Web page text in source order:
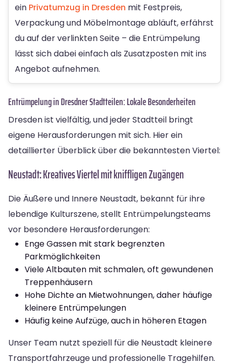
ein Privatumzug in Dresden mit Festpreis,
Verpackung und Möbelmontage abläuft, erfährst
du auf der verlinkten Seite – die Entrümpelung
lässt sich dabei einfach als Zusatzposten mit ins
Angebot aufnehmen.
Entrümpelung in Dresdner Stadtteilen: Lokale Besonderheiten
Dresden ist vielfältig, und jeder Stadtteil bringt
eigene Herausforderungen mit sich. Hier ein
detaillierter Überblick über die bekanntesten Viertel:
Neustadt: Kreatives Viertel mit kniffligen Zugängen
Die Äußere und Innere Neustadt, bekannt für ihre
lebendige Kulturszene, stellt Entrümpelungsteams
vor besondere Herausforderungen:
Enge Gassen mit stark begrenzten
Parkmöglichkeiten
Viele Altbauten mit schmalen, oft gewundenen
Treppenhäusern
Hohe Dichte an Mietwohnungen, daher häufige
kleinere Entrümpelungen
Häufig keine Aufzüge, auch in höheren Etagen
Unser Team nutzt speziell für die Neustadt kleinere
Transportfahrzeuge und professionelle Tragehilfen.